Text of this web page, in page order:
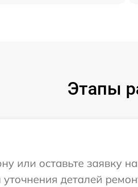
Этапы
или оставьте заявку
деталей